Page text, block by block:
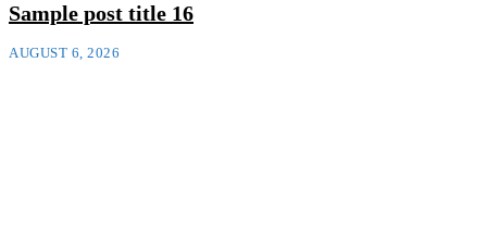
Sample post title 16
AUGUST 6, 2026